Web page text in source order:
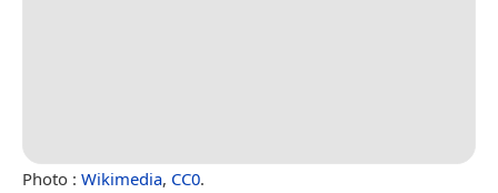
Photo : Wikimedia, CC0.